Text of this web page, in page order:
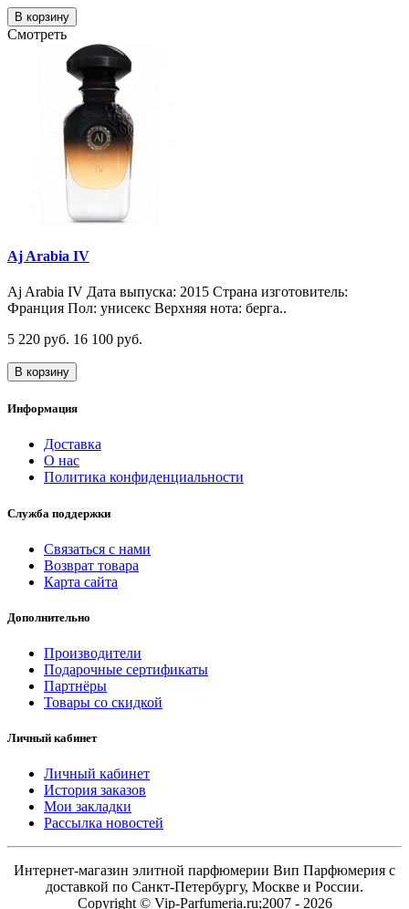
В корзину
Смотреть
Aj Arabia IV
Aj Arabia IV Дата выпуска: 2015 Страна изготовитель:
Франция Пол: унисекс Верхняя нота: берга..
5 220 руб. 16 100 руб.
В корзину
Информация
Доставка
О нас
Политика конфиденциальности
Служба поддержки
Связаться с нами
Возврат товара
Карта сайта
Дополнительно
Производители
Подарочные сертификаты
Партнёры
Товары со скидкой
Личный кабинет
Личный кабинет
История заказов
Мои закладки
Рассылка новостей
Интернет-магазин элитной парфюмерии Вип Парфюмерия с
доставкой по Санкт-Петербургу, Москве и России.
Copyright © Vip-Parfumeria.ru;2007 - 2026